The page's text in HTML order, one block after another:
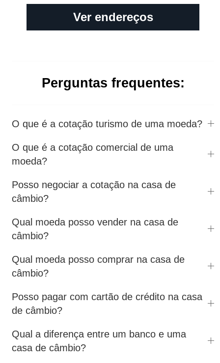
Ver endereços
Perguntas frequentes:
O que é a cotação turismo de uma moeda?
O que é a cotação comercial de uma
moeda?
Posso negociar a cotação na casa de
câmbio?
Qual moeda posso vender na casa de
câmbio?
Qual moeda posso comprar na casa de
câmbio?
Posso pagar com cartão de crédito na casa
de câmbio?
Qual a diferença entre um banco e uma
casa de câmbio?